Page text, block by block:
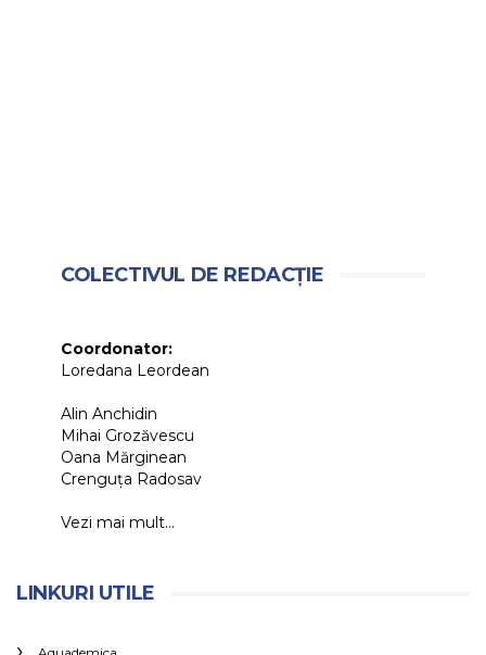
COLECTIVUL DE REDACȚIE
Coordonator:
Loredana Leordean
Alin Anchidin
Mihai Grozăvescu
Oana Mărginean
Crenguța Radosav
Vezi mai mult...
LINKURI UTILE